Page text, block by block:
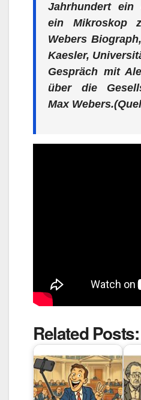
Jahrhundert ein
ein Mikroskop
Webers
Kaesler,
Gespräch mit
über die
Max
Related Posts: